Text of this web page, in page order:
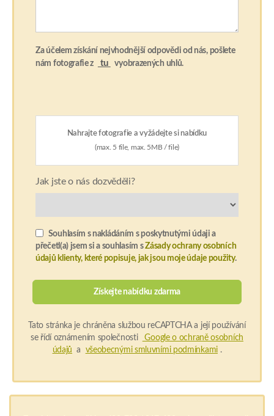
Za účelem získání nejvhodnější odpovědi od nás, pošlete
nám fotografie z
tu vyobrazených uhlů.
Nahrajte fotografie a vyžádejte si nabídku
(max. 5 file, max. 5MB / file)
Jak jste o nás dozvěděli?
Souhlasím s nakládáním s poskytnutými údaji a
přečetl(a) jsem si a souhlasím sZásady ochrany osobních
údajů klienty, které popisuje, jak jsou moje údaje použity.
Tato stránka je chráněna službou reCAPTCHA a její používání
se řídí oznámením společnosti
Google o ochraně osobních
údajů a všeobecnými smluvními podmínkami .